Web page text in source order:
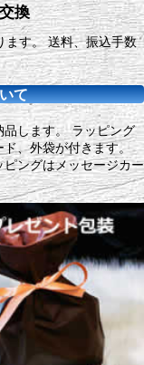
換
ます。 送料、振込手数
て
します。 ラッピング
、外袋が付きます。
ングはメッセージカー